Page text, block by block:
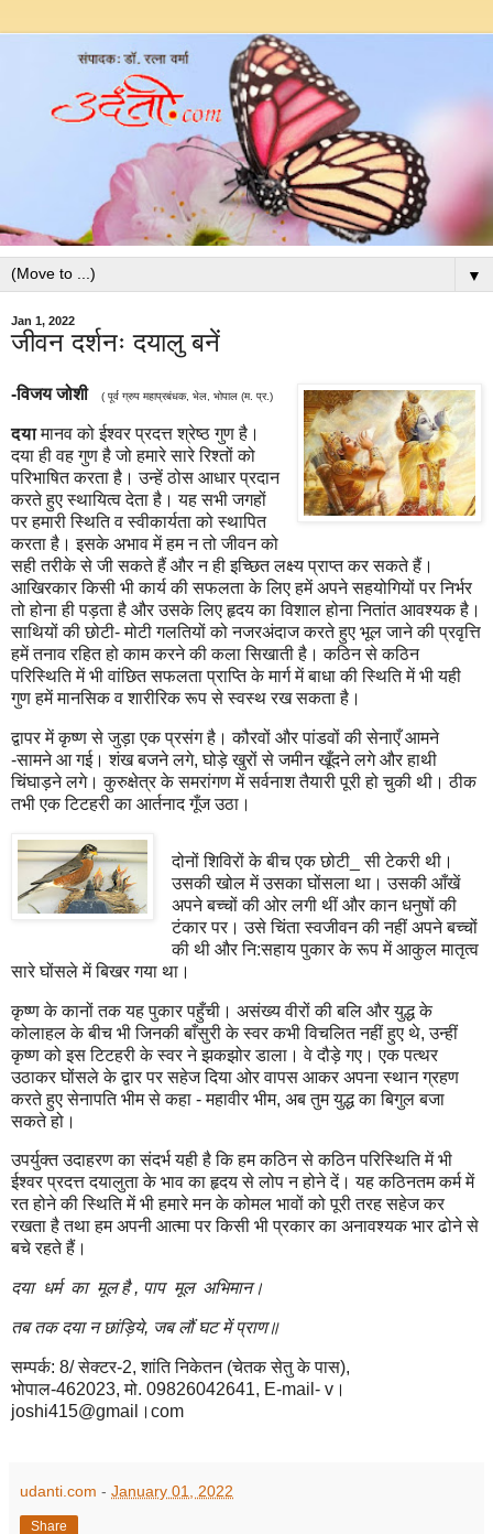
▼
Jan 1, 2022
जीवन दर्शनः दयालु बनें
-विजय जोशी ( पूर्व ग्रुप महाप्रबंधक, भेल, भोपाल (म. प्र.)
दयामानव को ईश्वर प्रदत्त श्रेष्ठ गुण है।
दया ही वह गुण है जो हमारे सारे रिश्तों को
परिभाषित करता है। उन्हें ठोस आधार प्रदान
करते हुए स्थायित्व देता है। यह सभी जगहों
पर हमारी स्थिति व स्वीकार्यता को स्थापित
करता है। इसके अभाव में हम न तो जीवन को
सही तरीके से जी सकते हैं और न ही इच्छित लक्ष्य प्राप्त कर सकते हैं।
आखिरकार किसी भी कार्य की सफलता के लिए हमें अपने सहयोगियों पर निर्भर
तो होना ही पड़ता है और उसके लिए हृदय का विशाल होना नितांत आवश्यक है।
साथियों की छोटी- मोटी गलतियों को नजरअंदाज करते हुए भूल जाने की प्रवृत्ति
हमें तनाव रहित हो काम करने की कला सिखाती है। कठिन से कठिन
परिस्थिति में भी वांछित सफलता प्राप्ति के मार्ग में बाधा की स्थिति में भी यही
गुण हमें मानसिक व शारीरिक रूप से स्वस्थ रख सकता है।
द्वापर में कृष्ण से जुड़ा एक प्रसंग है। कौरवों और पांडवों की सेनाएँ आमने
-सामने आ गई। शंख बजने लगे,घोड़े खुरों से जमीन खूँदने लगे और हाथी
चिंघाड़ने लगे। कुरुक्षेत्र के समरांगण में सर्वनाश तैयारी पूरी हो चुकी थी। ठीक
तभी एक टिटहरी का आर्तनाद गूँज उठा।
दोनों शिविरों के बीच एक छोटी_सी टेकरी थी।
उसकी खोल में उसका घोंसला था। उसकी आँखें
अपने बच्चों की ओर लगी थीं और कान धनुषों की
टंकार पर। उसे चिंता स्वजीवन की नहीं अपने बच्चों
की थी और नि:सहाय पुकार के रूप में आकुल मातृत्व
सारे घोंसले में बिखर गया था।
कृष्ण के कानों तक यह पुकार पहुँची। असंख्य वीरों की बलि और युद्ध के
कोलाहल के बीच भी जिनकी बाँसुरी के स्वर कभी विचलित नहीं हुए थे,उन्हीं
कृष्ण को इस टिटहरी के स्वर ने झकझोर डाला। वे दौड़े गए। एक पत्थर
उठाकर घोंसले के द्वार पर सहेज दिया ओर वापस आकर अपना स्थान ग्रहण
करते हुए सेनापति भीम से कहा - महावीर भीम, अब तुम युद्ध का बिगुल बजा
सकते हो।
उपर्युक्त उदाहरण का संदर्भ यही है कि हम कठिन से कठिन परिस्थिति में भी
ईश्वर प्रदत्त दयालुता के भाव का हृदय से लोप न होने दें। यह कठिनतम कर्म में
रत होने की स्थिति में भी हमारे मन के कोमल भावों को पूरी तरह सहेज कर
रखता है तथा हम अपनी आत्मा पर किसी भी प्रकार का अनावश्यक भार ढोने से
बचे रहते हैं।
दया धर्म का मूल है, पाप मूल अभिमान।
तब तक दया न छांड़िये, जब लौं घट में प्राण॥
सम्पर्क: 8/सेक्टर-2,शांति निकेतन (चेतक सेतु के पास),
भोपाल-462023, मो. 09826042641, E-mail- v ।
joshi415@gmail
। com
udanti.com - January 01, 2022
Share